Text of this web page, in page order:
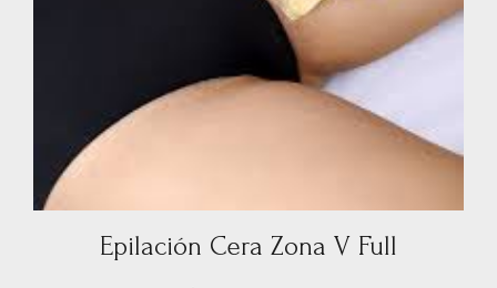
Epilación Cera Zona V Full